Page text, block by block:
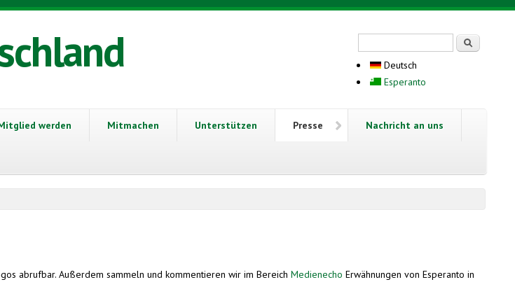
Deutsch
Esperanto
werden Mitmachen Unterstützen Presse Nachricht an uns
abrufbar. Außerdem sammeln und kommentieren wir im Bereich Medienecho Erwähnungen von Esperanto in